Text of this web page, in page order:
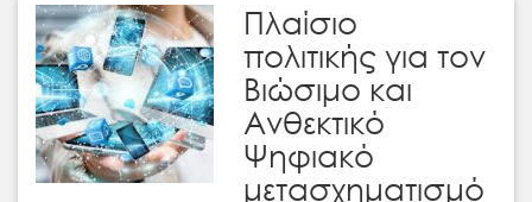
Πλαίσιο
πολιτικής για τον
Βιώσιμο και
Ανθεκτικό
Ψηφιακό
μετασχηματισμό